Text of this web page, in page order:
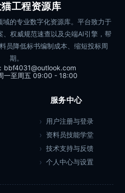
工程资源库
的专业数字化资源库。平台致力于
、权威规范速查以及尖端AI引擎，帮
员降低标书编制成本、缩短投标周
期。
bbf4031@outlook.com
一至周五 09:00 - 18:00
服务中心
用户注册与登录
资料员技能学堂
技术支持与反馈
个人中心与设置